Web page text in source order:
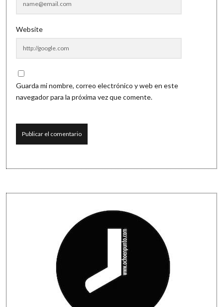
Website
Guarda mi nombre, correo electrónico y web en este
navegador para la próxima vez que comente.
Sidebar